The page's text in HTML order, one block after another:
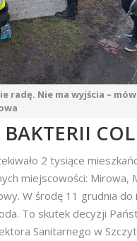
radę. Nie ma wyjścia –
2 tysiące
miejscowości: Mirowa,
W środę 11 grudnia do
To skutek decyzji
Sanitarnego w